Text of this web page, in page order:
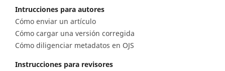
Intrucciones para autores
Cómo enviar un artículo
Cómo cargar una versión corregida
Cómo diligenciar metadatos en OJS
Instrucciones para revisores